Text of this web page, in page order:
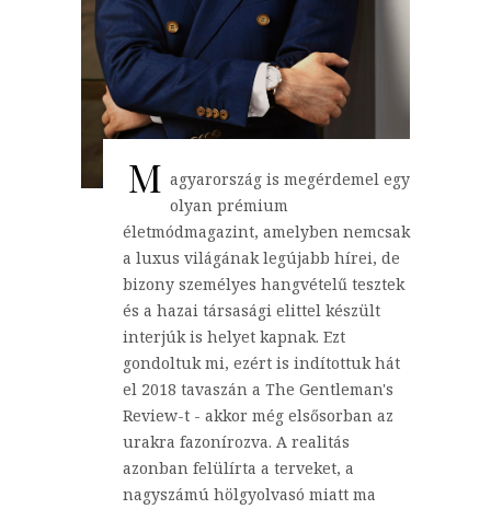
M agyarország is megérdemel egy
olyan prémium
életmódmagazint, amelyben nemcsak
a luxus világának legújabb hírei, de
bizony személyes hangvételű tesztek
és a hazai társasági elittel készült
interjúk is helyet kapnak. Ezt
gondoltuk mi, ezért is indítottuk hát
el 2018 tavaszán a The Gentleman's
Review-t - akkor még elsősorban az
urakra fazonírozva. A realitás
azonban felülírta a terveket, a
nagyszámú hölgyolvasó miatt ma